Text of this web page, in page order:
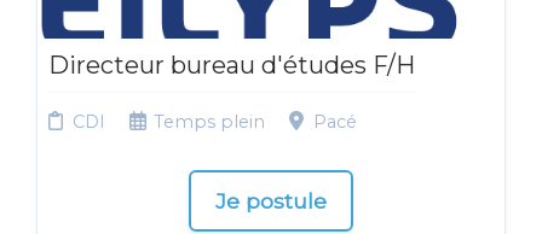
Directeur bureau d'études F/H
CDI Temps plein Pacé
Je postule